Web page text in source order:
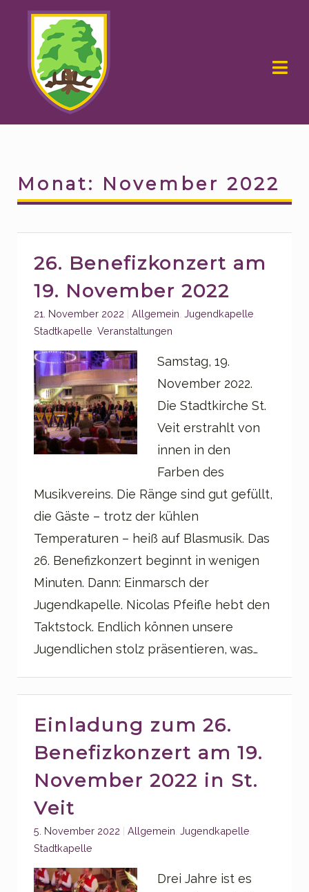
Skip
navigation
Skip
content
Monat: November 2022
26. Benefizkonzert am
19. November 2022
21. November 2022 Categories:
Allgemein Jugendkapelle
Stadtkapelle Veranstaltungen
Samstag, 19.
November 2022.
Die Stadtkirche St.
Veit erstrahlt von
innen in den
Farben des
Musikvereins. Die Ränge sind gut gefüllt,
die Gäste – trotz der kühlen
Temperaturen – heiß auf Blasmusik. Das
26. Benefizkonzert beginnt in wenigen
Minuten. Dann: Einmarsch der
Jugendkapelle. Nicolas Pfeifle hebt den
Taktstock. Endlich können unsere
Jugendlichen stolz präsentieren, was…
Einladung zum 26.
Benefizkonzert am 19.
November 2022 in St.
Veit
5. November 2022 Categories:
Allgemein Jugendkapelle
Stadtkapelle
Drei Jahre ist es